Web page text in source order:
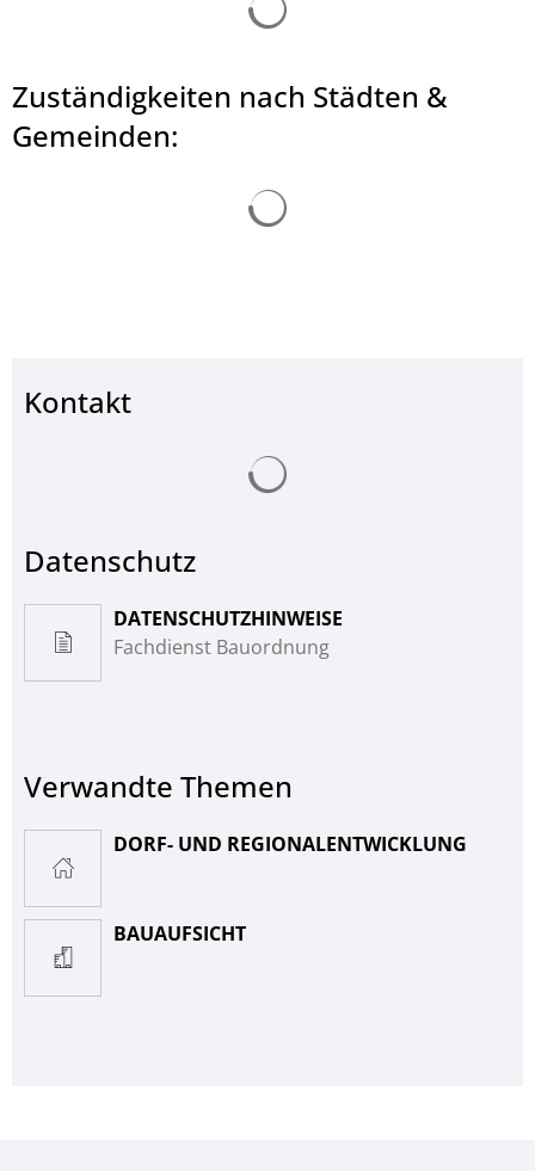
Zuständigkeiten nach Städten &
Gemeinden:
Kontakt
Datenschutz
DATENSCHUTZHINWEISE
Fachdienst Bauordnung
Verwandte Themen
DORF- UND REGIONALENTWICKLUNG
BAUAUFSICHT